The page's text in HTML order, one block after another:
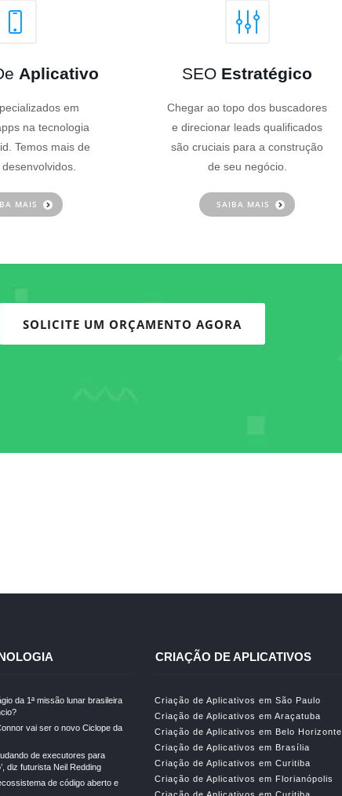
Aplicativo
em
na tecnologia
Temos mais de
MAIS
SEO Estratégico
Chegar ao topo dos buscadores
e direcionar leads qualificados
são cruciais para a construção
de seu negócio.
SAIBA MAIS
SOLICITE UM ORÇAMENTO AGORA
da 1ª missão lunar brasileira
vai ser o novo Ciclope da
de executores para
diz futurista Neil Redding
de código aberto e
CRIAÇÃO DE APLICATIVOS
Criação de Aplicativos em São Paulo
Criação de Aplicativos em Araçatuba
Criação de Aplicativos em Belo Horizonte
Criação de Aplicativos em Brasília
Criação de Aplicativos em Curitiba
Criação de Aplicativos em Florianópolis